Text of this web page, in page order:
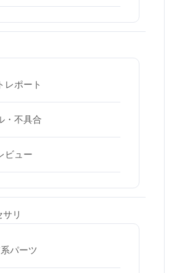
レポート
・不具合
ビュー
リ
パーツ